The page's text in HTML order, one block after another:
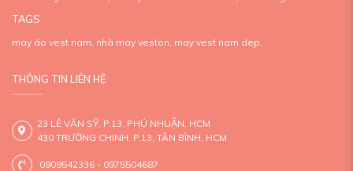
TAGS
may áo vest nam, nhà may veston, may vest nam dep,
THÔNG TIN LIÊN HỆ
23 LÊ VĂN SỸ, P.13, PHÚ NHUẬN, HCM
430 TRƯỜNG CHINH, P.13, TÂN BÌNH, HCM
0909542336 - 0975504687